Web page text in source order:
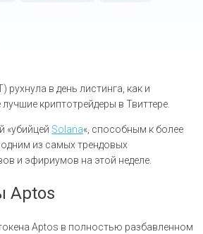
рухнула в день листинга, как и
криптотрейдеры в Твиттере.
«убийцей Solana«, способным к более
из самых трендовых
и эфириумов на этой неделе.
Aptos
Aptos в полностью разбавленном